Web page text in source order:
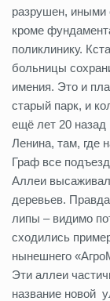
разрушен, иными
кроме
поликлинику.
больницы
имения. Это и
старый парк, и
ещё лет 20
Ленина, там, где
Граф все
Аллеи
деревьев.
липы – видимо
сходились
нынешнего
Эти аллеи
название новой